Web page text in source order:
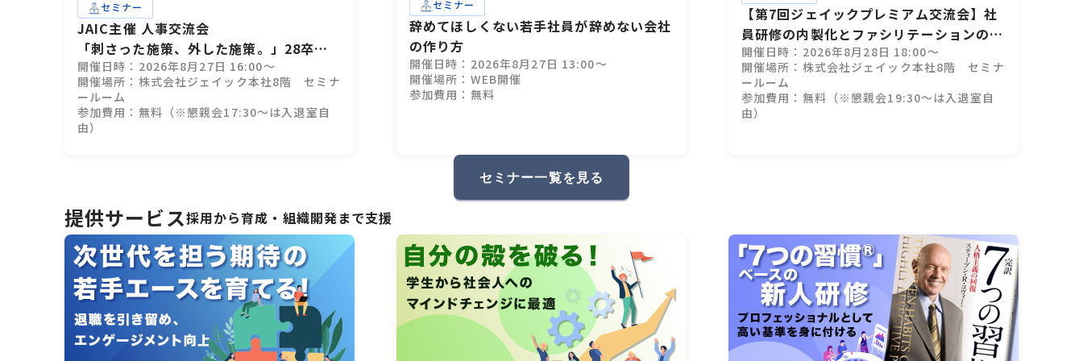
セミナー
JAIC主催 人事交流会
「刺さった施策、外した施策。」28卒イ
ンターン設計、成功・失敗のすべて
開催日時：2026年8月27日 16:00～
開催場所：株式会社ジェイック本社8階 セミナ
ールーム
参加費用：無料（※懇親会17:30～は入退室自
由）
セミナー
辞めてほしくない若手社員が辞めない会社
の作り方
開催日時：2026年8月27日 13:00～
開催場所：WEB開催
参加費用：無料
【第7回ジェイックプレミアム交流会】社
員研修の内製化とファシリテーションのコ
ツ
開催日時：2026年8月28日 18:00～
開催場所：株式会社ジェイック本社8階 セミナ
ールーム
参加費用：無料（※懇親会19:30～は入退室自
由）
セミナー一覧を見る
提供サービス採用から育成・組織開発まで支援